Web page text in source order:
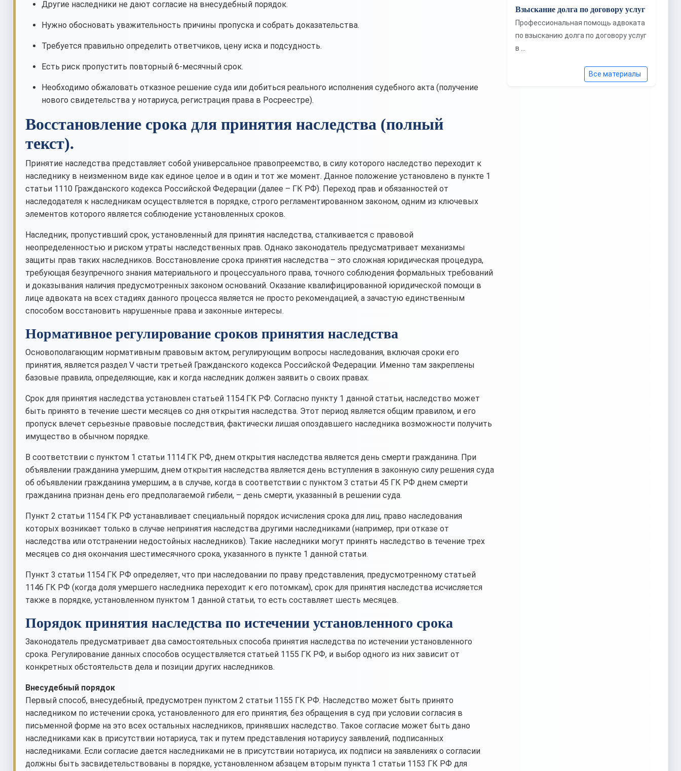
Другие наследники не дают согласие на внесудебный порядок.
Нужно обосновать уважительность причины пропуска и собрать доказательства.
Требуется правильно определить ответчиков, цену иска и подсудность.
Есть риск пропустить повторный 6-месячный срок.
Необходимо обжаловать отказное решение суда или добиться реального исполнения судебного акта (получение
нового свидетельства у нотариуса, регистрация права в Росреестре).
Восстановление срока для принятия наследства (полный
текст).
Принятие наследства представляет собой универсальное правопреемство, в силу которого наследство переходит к
наследнику в неизменном виде как единое целое и в один и тот же момент. Данное положение установлено в пункте 1
статьи 1110 Гражданского кодекса Российской Федерации (далее – ГК РФ). Переход прав и обязанностей от
наследодателя к наследникам осуществляется в порядке, строго регламентированном законом, одним из ключевых
элементов которого является соблюдение установленных сроков.
Наследник, пропустивший срок, установленный для принятия наследства, сталкивается с правовой
неопределенностью и риском утраты наследственных прав. Однако законодатель предусматривает механизмы
защиты прав таких наследников. Восстановление срока принятия наследства – это сложная юридическая процедура,
требующая безупречного знания материального и процессуального права, точного соблюдения формальных требований
и доказывания наличия предусмотренных законом оснований. Оказание квалифицированной юридической помощи в
лице адвоката на всех стадиях данного процесса является не просто рекомендацией, а зачастую единственным
способом восстановить нарушенные права и законные интересы.
Нормативное регулирование сроков принятия наследства
Основополагающим нормативным правовым актом, регулирующим вопросы наследования, включая сроки его
принятия, является раздел V части третьей Гражданского кодекса Российской Федерации. Именно там закреплены
базовые правила, определяющие, как и когда наследник должен заявить о своих правах.
Срок для принятия наследства установлен статьей 1154 ГК РФ. Согласно пункту 1 данной статьи, наследство может
быть принято в течение шести месяцев со дня открытия наследства. Этот период является общим правилом, и его
пропуск влечет серьезные правовые последствия, фактически лишая опоздавшего наследника возможности получить
имущество в обычном порядке.
В соответствии с пунктом 1 статьи 1114 ГК РФ, днем открытия наследства является день смерти гражданина. При
объявлении гражданина умершим, днем открытия наследства является день вступления в законную силу решения суда
об объявлении гражданина умершим, а в случае, когда в соответствии с пунктом 3 статьи 45 ГК РФ днем смерти
гражданина признан день его предполагаемой гибели, – день смерти, указанный в решении суда.
Пункт 2 статьи 1154 ГК РФ устанавливает специальный порядок исчисления срока для лиц, право наследования
которых возникает только в случае непринятия наследства другими наследниками (например, при отказе от
наследства или отстранении недостойных наследников). Такие наследники могут принять наследство в течение трех
месяцев со дня окончания шестимесячного срока, указанного в пункте 1 данной статьи.
Пункт 3 статьи 1154 ГК РФ определяет, что при наследовании по праву представления, предусмотренному статьей
1146 ГК РФ (когда доля умершего наследника переходит к его потомкам), срок для принятия наследства исчисляется
также в порядке, установленном пунктом 1 данной статьи, то есть составляет шесть месяцев.
Порядок принятия наследства по истечении установленного срока
Законодатель предусматривает два самостоятельных способа принятия наследства по истечении установленного
срока. Регулирование данных способов осуществляется статьей 1155 ГК РФ, и выбор одного из них зависит от
конкретных обстоятельств дела и позиции других наследников.
Внесудебный порядок
Первый способ, внесудебный, предусмотрен пунктом 2 статьи 1155 ГК РФ. Наследство может быть принято
наследником по истечении срока, установленного для его принятия, без обращения в суд при условии согласия в
письменной форме на это всех остальных наследников, принявших наследство. Такое согласие может быть дано
наследниками как в присутствии нотариуса, так и путем представления нотариусу заявлений, подписанных
наследниками. Если согласие дается наследниками не в присутствии нотариуса, их подписи на заявлениях о согласии
должны быть засвидетельствованы в порядке, установленном абзацем вторым пункта 1 статьи 1153 ГК РФ для
Взыскание долга по договору услуг
Профессиональная помощь адвоката
по взысканию долга по договору услуг
в …
Все материалы